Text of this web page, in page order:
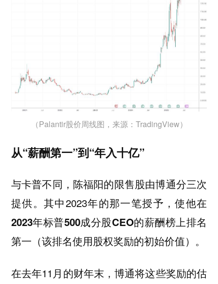
（Palantir股价周线图，来源：TradingView）
从“薪酬第一”到“年入十亿”
与卡普不同，陈福阳的限售股由博通分三次
提供。其中2023年的那一笔授予，使他在
2023年标普500成分股CEO的薪酬榜 上排名
第一（该排名使用股权奖励的初始价值）。
在去年11月的财年末，博通将这些奖励的估